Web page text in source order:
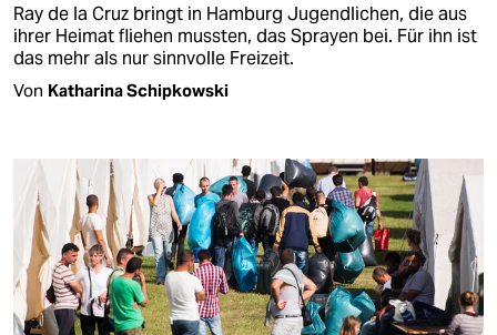
Ray de la Cruz bringt in Hamburg Jugendlichen, die aus
ihrer Heimat fliehen mussten, das Sprayen bei. Für ihn ist
das mehr als nur sinnvolle Freizeit.
Von Katharina Schipkowski